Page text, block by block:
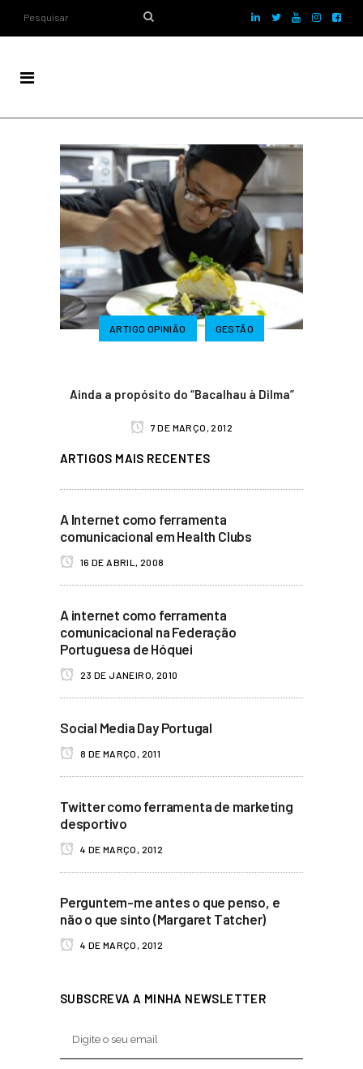
ARTIGO OPINIÃO GESTÃO
Ainda a propósito do “Bacalhau à Dilma”
7 DE MARÇO, 2012
ARTIGOS MAIS RECENTES
A Internet como ferramenta
comunicacional em Health Clubs
16 DE ABRIL, 2008
A internet como ferramenta
comunicacional na Federação
Portuguesa de Hóquei
23 DE JANEIRO, 2010
Social Media Day Portugal
8 DE MARÇO, 2011
Twitter como ferramenta de marketing
desportivo
4 DE MARÇO, 2012
Perguntem-me antes o que penso, e
não o que sinto (Margaret Tatcher)
4 DE MARÇO, 2012
SUBSCREVA A MINHA NEWSLETTER